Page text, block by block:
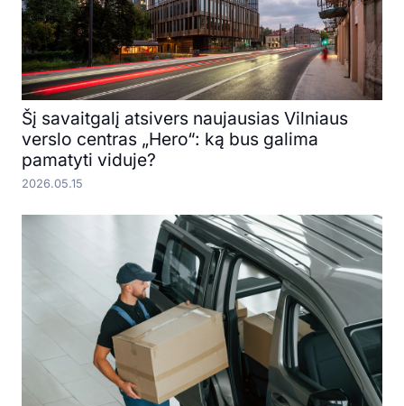
Šį savaitgalį atsivers naujausias Vilniaus
verslo centras „Hero“: ką bus galima
pamatyti viduje?
2026.05.15